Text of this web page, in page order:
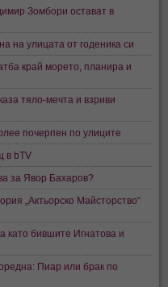
Зомбори остават в
на улицата от годеника си
край морето, планира и
тяло-мечта и взриви
почерпен по улиците
в bTV
за Явор Бахаров?
„Актьорско Майсторство“
като бившите Игнатова и
Пиар или брак по